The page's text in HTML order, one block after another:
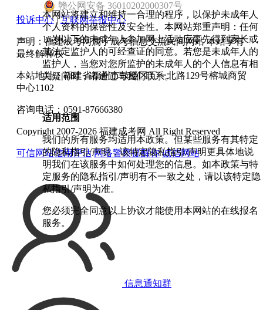
本网站将建立和维持一合理的程序，以保护未成年人
个人资料的保密性及安全性。本网站郑重声明：任何
16岁以下的未成年人参加网上活动应事先得到家长或
其法定监护人的可经查证的同意。若您是未成年人的
监护人，当您对您所监护的未成年人的个人信息有相
关疑问时，请通过与我们联系。
适用范围
我们的所有服务均适用本政策。但某些服务有其特定
的隐私指引/声明，该特定隐私指引/声明更具体地说
明我们在该服务中如何处理您的信息。如本政策与特
定服务的隐私指引/声明有不一致之处，请以该特定隐
私指引/声明为准。
您必须完全同意以上协议才能使用本网站的在线报名
服务。
赣公网安备 36010202000307号
投诉中心|互联网举报中心
声明：福建成考网属于成考信息交流民间网站 本站享有
最终解释权
本站地址：福建省福州市鼓楼区五一北路129号榕城商贸
中心1102
咨询电话：0591-87666380
Copyright 2007-2026 福建成考网 All Right Reserved
可信网站信用评估 网络警察提醒你 诚信网站
信息通知群